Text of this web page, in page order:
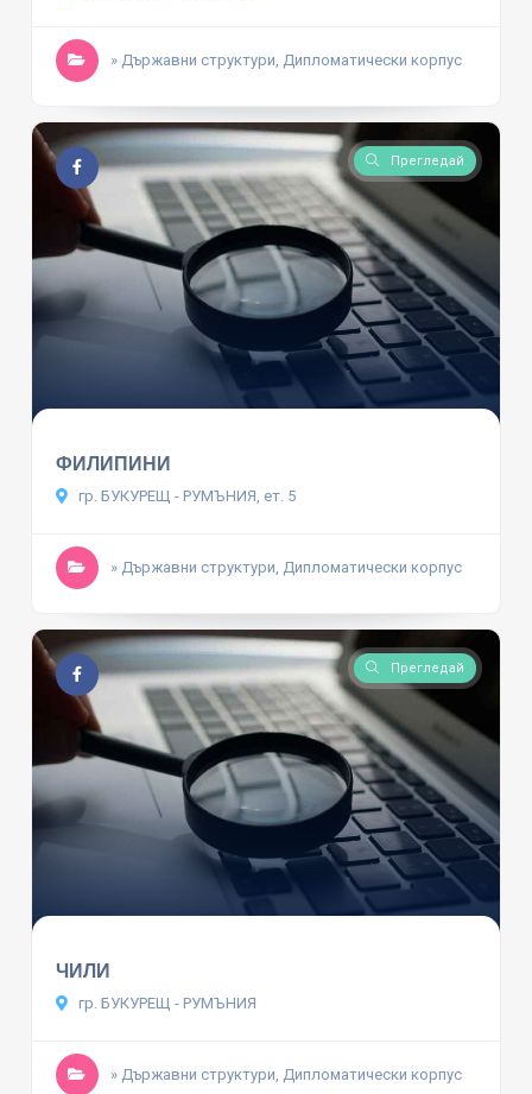
» Държавни структури, Дипломатически корпус
Прегледай
ФИЛИПИНИ
гр. БУКУРЕЩ - РУМЪНИЯ, ет. 5
» Държавни структури, Дипломатически корпус
Прегледай
ЧИЛИ
гр. БУКУРЕЩ - РУМЪНИЯ
» Държавни структури, Дипломатически корпус